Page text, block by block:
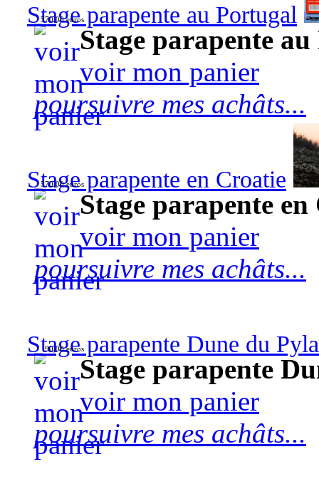
Stage parapente au Portugal
570,00 euros
Stage parapente
voir mon panier
poursuivre mes achâts...
Stage parapente en Croatie
570,00 euros
Stage parapente
voir mon panier
poursuivre mes achâts...
Stage parapente Dune du
90,00 euros
Stage parapente
voir mon panier
poursuivre mes achâts...